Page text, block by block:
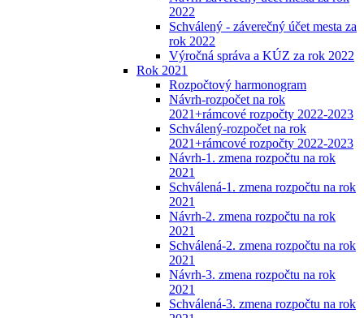
2022
Schválený - záverečný účet mesta za
rok 2022
Výročná správa a KÚZ za rok 2022
Rok 2021
Rozpočtový harmonogram
Návrh-rozpočet na rok
2021+rámcové rozpočty 2022-2023
Schválený-rozpočet na rok
2021+rámcové rozpočty 2022-2023
Návrh-1. zmena rozpočtu na rok
2021
Schválená-1. zmena rozpočtu na rok
2021
Návrh-2. zmena rozpočtu na rok
2021
Schválená-2. zmena rozpočtu na rok
2021
Návrh-3. zmena rozpočtu na rok
2021
Schválená-3. zmena rozpočtu na rok